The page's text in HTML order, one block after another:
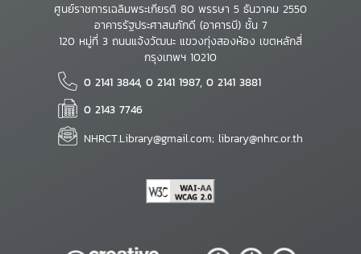
ศูนย์ราชการเฉลิมพระเกียรติ 80 พรรษา 5 ธันวาคม 2550
อาคารรัฐประศาสนภักดี (อาคารบี) ชั้น 7
120 หมู่ที่ 3 ถนนแจ้งวัฒนะ แขวงทุ่งสองห้อง เขตหลักสี่
กรุงเทพฯ 10210
0 2141 3844, 0 2141 1987, 0 2141 3881
0 2143 7746
NHRCT.Library@gmail.com; library@nhrc.or.th